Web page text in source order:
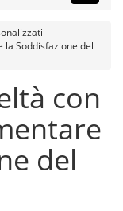
la Soddisfazione del
con
del